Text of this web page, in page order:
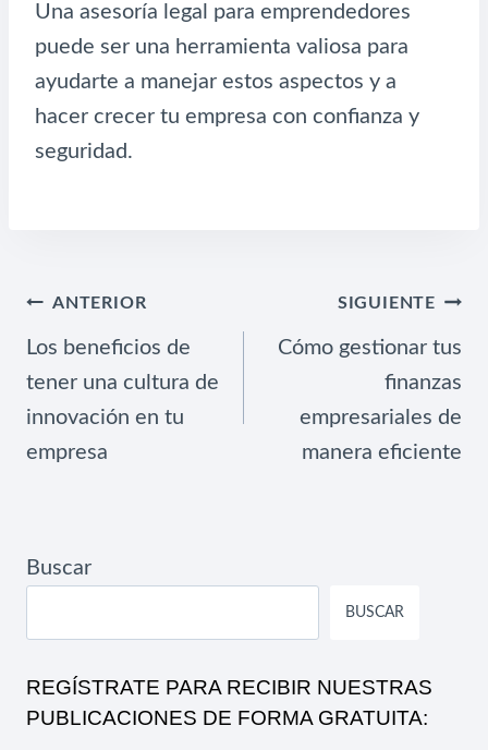
Una asesoría legal para emprendedores
puede ser una herramienta valiosa para
ayudarte a manejar estos aspectos y a
hacer crecer tu empresa con confianza y
seguridad.
NAVEGACIÓN
ENTRADAS
ANTERIOR
Los beneficios de
tener una cultura de
innovación en tu
empresa
SIGUIENTE
Cómo gestionar tus
finanzas
empresariales de
manera eficiente
Buscar
BUSCAR
REGÍSTRATE PARA RECIBIR NUESTRAS
PUBLICACIONES DE FORMA GRATUITA: